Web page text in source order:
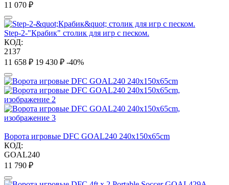
11 070 ₽
Step-2-"Крабик" столик для игр с песком.
КОД:
2137
11 658 ₽ 19 430 ₽ -40%
Ворота игровые DFC GOAL240 240x150x65cm
КОД:
GOAL240
11 790 ₽